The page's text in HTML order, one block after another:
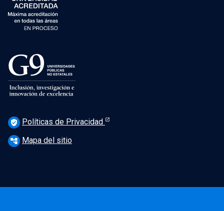
verified_user Políticas de Privacidad
account_tree Mapa del sitio